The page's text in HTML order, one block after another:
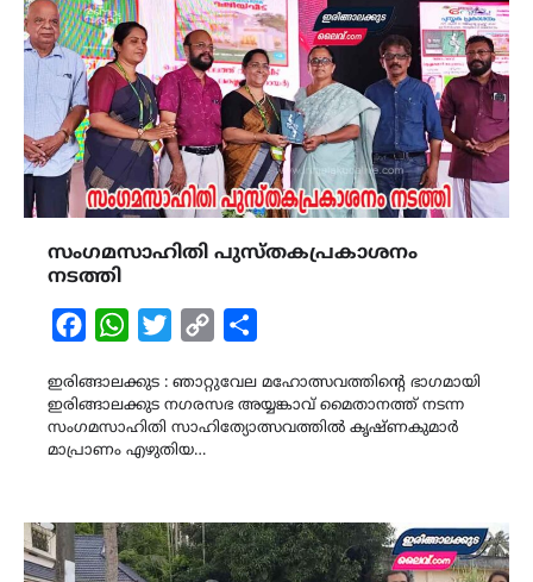
സംഗമസാഹിതി പുസ്തകപ്രകാശനം
നടത്തി
FacebookWhatsAppTwitterCopy
ഇരിങ്ങാലക്കുട : ഞാറ്റുവേല മഹോത്സവത്തിന്റെ ഭാഗമായി
ഇരിങ്ങാലക്കുട നഗരസഭ അയ്യങ്കാവ് മൈതാനത്ത് നടന്ന
സംഗമസാഹിതി സാഹിത്യോത്സവത്തിൽ കൃഷ്ണകുമാർ
മാപ്രാണം എഴുതിയ…